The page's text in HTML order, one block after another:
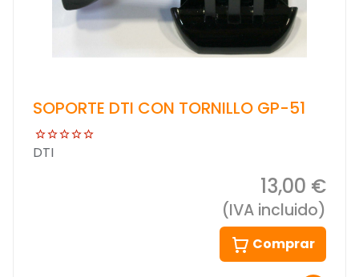
SOPORTE DTI CON TORNILLO GP-51
DTI
13,00 €
(IVA incluido)
Comprar